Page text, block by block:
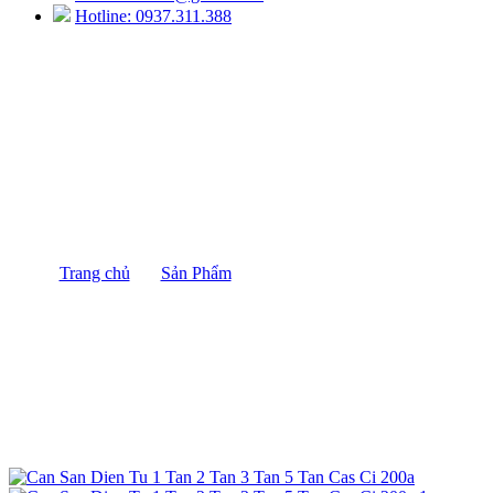
Hotline: 0937.311.388
Trang chủ/ Sản Phẩm/